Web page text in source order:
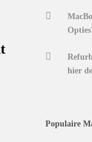
hier
Populaire